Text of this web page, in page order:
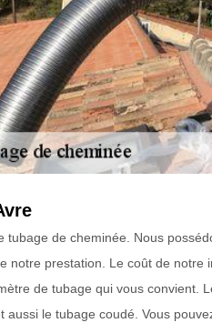
de cheminée. Nous
notre prestation. Le coût de notre
de tubage qui vous convient.
le tubage coudé. Vous